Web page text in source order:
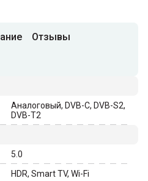
Отзывы
Аналоговый, DVB-C, DVB-S2,
DVB-T2
5.0
HDR, Smart TV, Wi-Fi